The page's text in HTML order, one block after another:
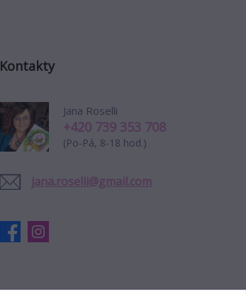
Kontakty
Jana Roselli
+420 739 353 708
(Po-Pá, 8-18 hod.)
jana.roselli@gmail.com